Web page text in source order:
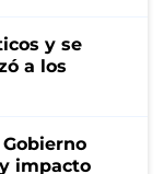
y se
a los
impacto